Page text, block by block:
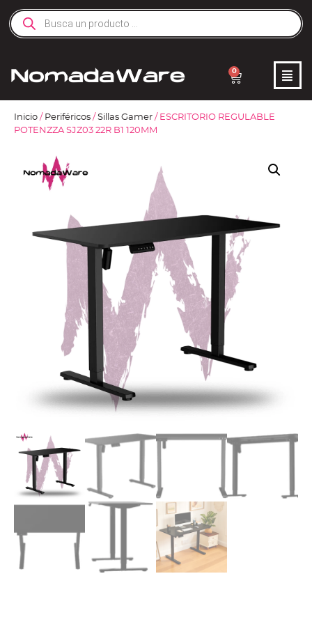
0
Inicio / Periféricos / Sillas Gamer / ESCRITORIO REGULABLE
POTENZZA SJZ03 22R B1 120MM